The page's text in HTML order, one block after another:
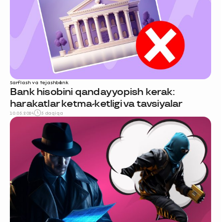
Sarflash va tejashbank
Bank hisobini qanday yopish kerak:
harakatlar ketma-ketligi va tavsiyalar
10.05.2024 5 daqiqa